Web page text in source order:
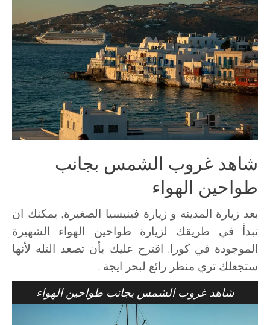
شاهد غروب الشمس بجانب
طواحين الهواء
بعد زيارة المدينه و زيارة فينيسيا الصغيرة, يمكنك ان
تبدأ في طريقك لزيارة طواحين الهواء الشهيرة
الموجودة في كورا. اقترح عليك بأن تصعد التله لأنها
ستجعلك تري منظر رائع لبحر ايجة .
شاهد غروب الشمس بجانب طواحين الهواء